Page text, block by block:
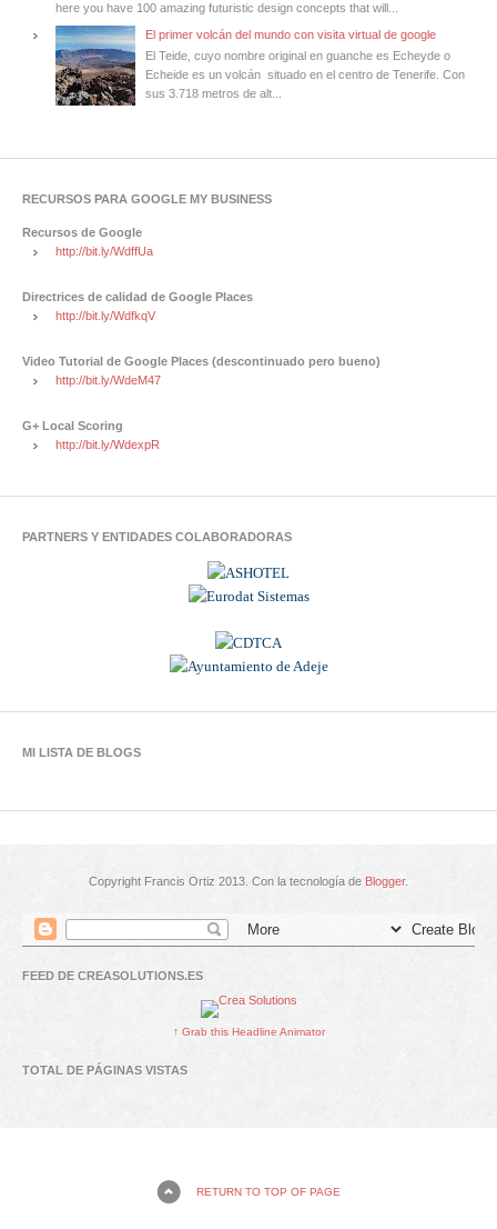
here you have 100 amazing futuristic design concepts that will...
El primer volcán del mundo con visita virtual de google
El Teide, cuyo nombre original en guanche es Echeyde o
Echeide es un volcán situado en el centro de Tenerife. Con
sus 3.718 metros de alt...
RECURSOS PARA GOOGLE MY BUSINESS
Recursos de Google
http://bit.ly/WdffUa
Directrices de calidad de Google Places
http://bit.ly/WdfkqV
Video Tutorial de Google Places (descontinuado pero bueno)
http://bit.ly/WdeM47
G+ Local Scoring
http://bit.ly/WdexpR
PARTNERS Y ENTIDADES COLABORADORAS
MI LISTA DE BLOGS
Copyright Francis Ortiz 2013. Con la tecnología de Blogger.
FEED DE CREASOLUTIONS.ES
↑ Grab this Headline Animator
TOTAL DE PÁGINAS VISTAS
RETURN TO TOP OF PAGE